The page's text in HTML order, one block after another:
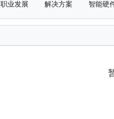
职业发展 解决方案 智能硬